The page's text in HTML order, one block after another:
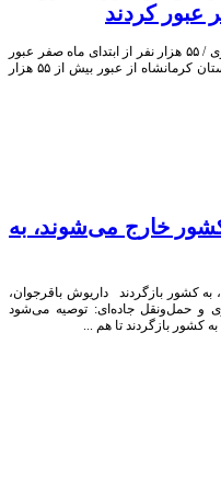
‍ افزایش چشمگیر تردد زوار اربعین از مرز خسروی / ۵۵ هزار نفر از ابتدای ماه صفر عبور
کردند مدیرکل راهداری و حمل‌ و نقل جاده‌ای استان کرمانشاه از عبور بیش از ۵۵ هزار
خارج می‌شوند، به
کشور بازگردند داریوش باقرجوان،
و حمل‌ونقل جاده‌ای: توصیه می‌شود
کشور بازگردند تا هم